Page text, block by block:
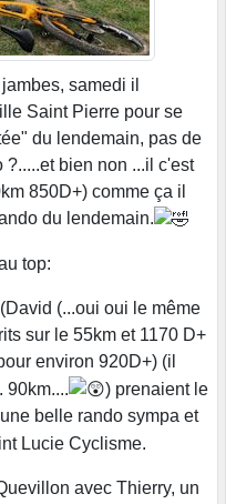
samedi il
Saint Pierre pour se
du lendemain, pas de
bien non ...il c'est
850D+) comme ça il
du lendemain.
top:
(...oui oui le même
sur le 55km et 1170 D+
environ 920D+) (il
90km....
) prenaient le
belle rando sympa et
Lucie Cyclisme.
avec Thierry, un